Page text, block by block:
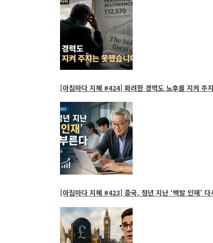
[아침마다 지혜 #424] 화려한 경력도 노후를 지켜 주지
[아침마다 지혜 #423] 중국, 정년 지난 ‘백발 인재’ 다